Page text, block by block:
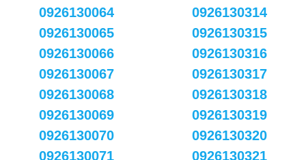
0926130064
0926130065
0926130066
0926130067
0926130068
0926130069
0926130070
0926130071
0926130314
0926130315
0926130316
0926130317
0926130318
0926130319
0926130320
0926130321